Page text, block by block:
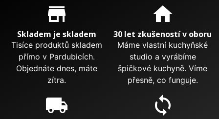
Proč nakupovat u nás?
store_mall_directory
Skladem je skladem
Tisíce produktů skladem
přímo v Pardubicích.
Objednáte dnes, máte
zítra.
home
30 let zkušeností v oboru
Máme vlastní kuchyňské
studio a vyrábíme
špičkové kuchyně. Víme
přesně, co funguje.
local_shipping sync